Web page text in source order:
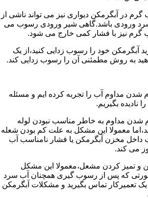
در آبگرمکن دیواری نیز می تواند ناشی از
ورودی باشد.گاهی شیر ورودی رسوب می
گرم نیز با فشار کمی خارج می شود.
آبگرمکن خود را رسوب زدایی کنید،از یک
به روش مطمئنی آن را رسوب زدایی کند.
شدن مداوم آب را تجربه کرده ایم و مسئله
نادیده بگیریم.
مداوم به خاطر مناسب نبودن لوله
معمولا این مشکل به علت کم بودن شعله
داخل مخزن آبگرمکن یا فشار نامناسب آب
می کند.
و تمیز کردن مشعل،معمولا این مشکل
که پس از رسوب گیری همچنان آب سرد
تعمیرکار تماس بگیرید و مشکلات آبگرمکن